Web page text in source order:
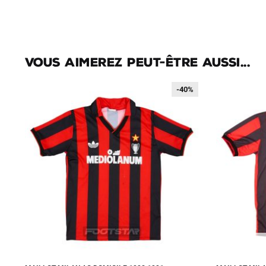
Vous aimerez peut-être aussi...
-40%
-40%